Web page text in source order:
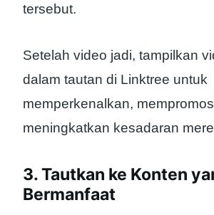
tersebut.
Setelah video jadi, tampilkan
dalam tautan di Linktree untuk
memperkenalkan,
meningkatkan kesadaran
3. Tautkan ke Konten
Bermanfaat